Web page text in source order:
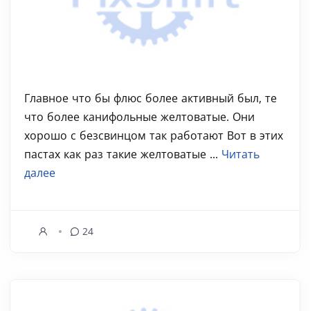
Главное что бы флюс более активный был, те
что более канифольные желтоватые. Они
хорошо с безсвинцом так работают Вот в этих
пастах как раз такие желтоватые ... Читать
далее
24